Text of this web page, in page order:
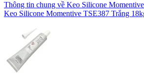
Thông tin chung về Keo Silicone
Keo Silicone Momentive TSE387 Trắng